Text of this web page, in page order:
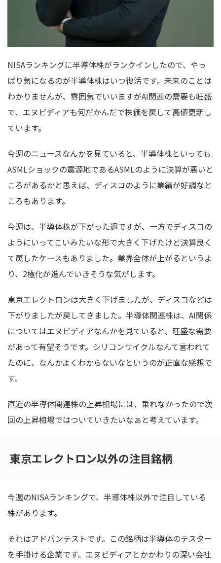
NISAランキングに半導体株がランクインしたので、やっ
ぱり気になるのが半導体株はいつ復活です。未来のことは
わかりませんが、雰囲気でいいますがAI関連の需要も旺盛
で、エヌビディアも何だかんだで株価を戻して高値更新し
ています。
今週のニュースなんかを見ていると、半導体株といっても
ASMLショックの震源地であるASMLのように決算が悪いと
ころがあるかと思えば、ディスコのように業績が好調なと
ころもあります。
今週は、半導体株が下がった週ですが、一方でディスコの
ようにいってこいみたいな形で大きく下げたけど決算良く
て戻したケースもありました。業界全体が上がるというよ
り、2極化が進んでいきそうな気がします。
東京エレクトロンは大きく下げましたが、ディスコなどは
下がりましたが戻してきました。半導体関連株は、AI関係
についてはエヌビディアなんかを見ていると、旺盛な需要
があって有望そうです。シリコンサイクルなんて言われて
たのに、なんかよくわからないなというのが正直な感想で
す。
直近の半導体関連株の上昇相場には、乗れなかったので次
回の上昇相場ではついていきたいなぁと考えています。
東京エレクトロン以外の注目銘柄
今週のNISAランキングで、半導体株以外で注目している
株があります。
それはアドバンテストです。この銘柄は半導体のテスター
を手掛ける企業です。エヌビディアとかかわりの深い会社